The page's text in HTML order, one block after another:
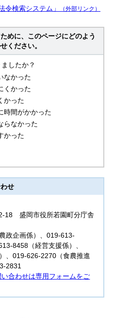
令検索システム」 （外部リンク）
めに、このページにどのよう
ください。
したか？
なかった
くかった
かった
時間がかかった
らなかった
かった
せ
18 盛岡市役所若園町分庁舎
政企画係）、019-613-
8458（経営支援係）、
、019-626-2270（食農推進
2831
合わせは専用フォームをご